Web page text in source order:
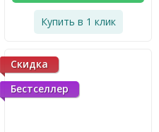
Купить в 1 клик
Скидка
Бестселлер